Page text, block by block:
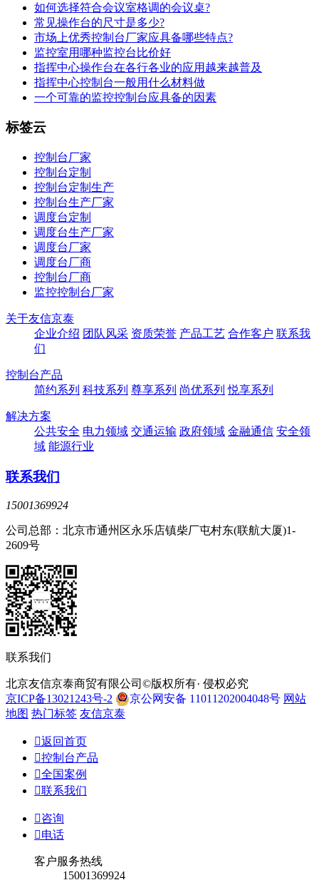
如何选择符合会议室格调的会议桌?
常见操作台的尺寸是多少?
市场上优秀控制台厂家应具备哪些特点?
监控室用哪种监控台比价好
指挥中心操作台在各行各业的应用越来越普及
指挥中心控制台一般用什么材料做
一个可靠的监控控制台应具备的因素
标签云
控制台厂家
控制台定制
控制台定制生产
控制台生产厂家
调度台定制
调度台生产厂家
调度台厂家
调度台厂商
控制台厂商
监控控制台厂家
关于友信京泰
企业介绍 团队风采 资质荣誉 产品工艺 合作客户 联系我
们
控制台产品
简约系列 科技系列 尊享系列 尚优系列 悦享系列
解决方案
公共安全 电力领域 交通运输 政府领域 金融通信 安全领
域 能源行业
联系我们
15001369924
公司总部：北京市通州区永乐店镇柴厂屯村东(联航大厦)1-
2609号
联系我们
北京友信京泰商贸有限公司©版权所有· 侵权必究
京ICP备13021243号-2
京公网安备 11011202004048号 网站
地图 热门标签 友信京泰
返回首页
控制台产品
全国案例
联系我们
咨询
电话
客户服务热线
15001369924